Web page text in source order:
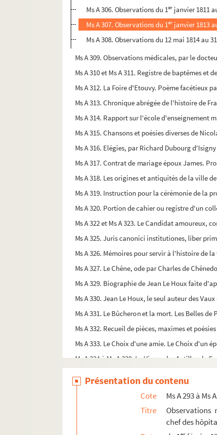
Ms A 306. Observations du 1er janvier 1811
Ms A 307. Observations du 1er janvier 1813
Ms A 308. Observations du 12 mai 1814 au
Ms A 309. Observations médicales, par le
Ms A 310 et Ms A 311. Registre de baptêmes
Ms A 312. La Foire d'Etouvy. Poème facétieux
Ms A 313. Chronique abrégée de l'histoire de
Ms A 314. Rapport sur l'école d'enseignement
Ms A 315. Chansons et poésies diverses de
Ms A 316. Elégies, par Richard Dubourg d'Isigny
Ms A 317. Contrat de mariage époux James.
Ms A 318. Les origines et antiquités de la ville
Ms A 319. Instruction pour la cérémonie de la
Ms A 320. Portion de cahier ou registre d'un
Ms A 322 et Ms A 323. Le Candidat amoureux,
Ms A 325. Juris canonici institutiones, liber
Ms A 326. Mémoires pour servir à l'histoire de
Ms A 327. Le Chêne, ode par Charles de
Ms A 329. Biographie de Jean Le Houx faite
Ms A 330. Jean Le Houx, le seul auteur des
Ms A 331. Le Bûcheron et la mort. Les Belles
Ms A 332. Recueil de pièces, maximes et poésies
Ms A 333. Le Choix d'une amie. Le Choix d'un
Ms A 334 à Ms A 338. La Vierge des Antilles
Ms A 340. Problèmes et dessins, manuscrit
Présentation du contenu
Cote
Ms A 293 à Ms
Titre
Observations
chef des